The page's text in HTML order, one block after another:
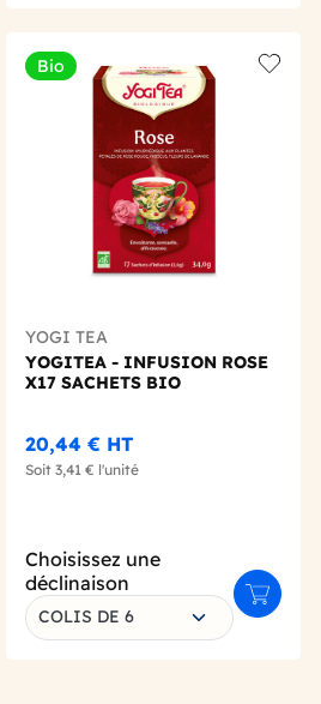
wishlist
Bio
YOGI TEA
YOGITEA - INFUSION ROSE
X17 SACHETS BIO
20,44 € HT
Soit 3,41 € l'unité
Choisissez une
déclinaison
COLIS DE 6
Ajouter